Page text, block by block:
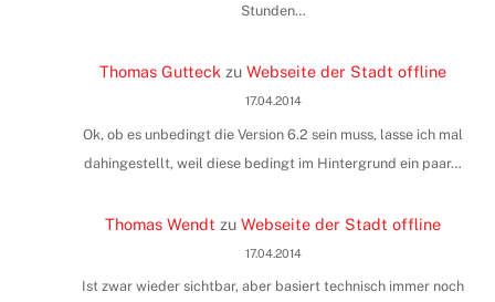
Stunden…
Thomas Gutteck zuWebseite der Stadt offline
17.04.2014
Ok, ob es unbedingt die Version 6.2 sein muss, lasse ich mal
dahingestellt, weil diese bedingt im Hintergrund ein paar…
Thomas Wendt zuWebseite der Stadt offline
17.04.2014
Ist zwar wieder sichtbar, aber basiert technisch immer noch